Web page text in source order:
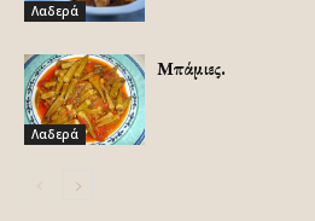
Λαδερά
Λαδερά
Μπάμιες.